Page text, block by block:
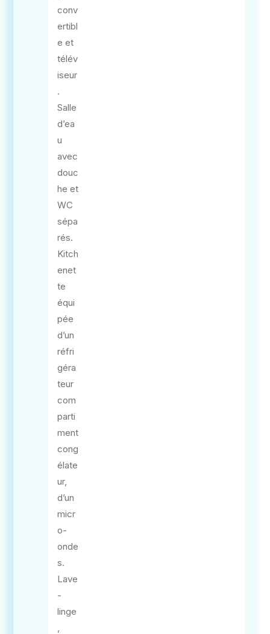
conv
ertibl
e et
télév
iseur
.
Salle
d’ea
u
avec
douc
he et
WC
sépa
rés.
Kitch
enet
te
équi
pée
d’un
réfri
géra
teur
com
parti
ment
cong
élate
ur,
d’un
micr
o-
onde
s.
Lave
-
linge